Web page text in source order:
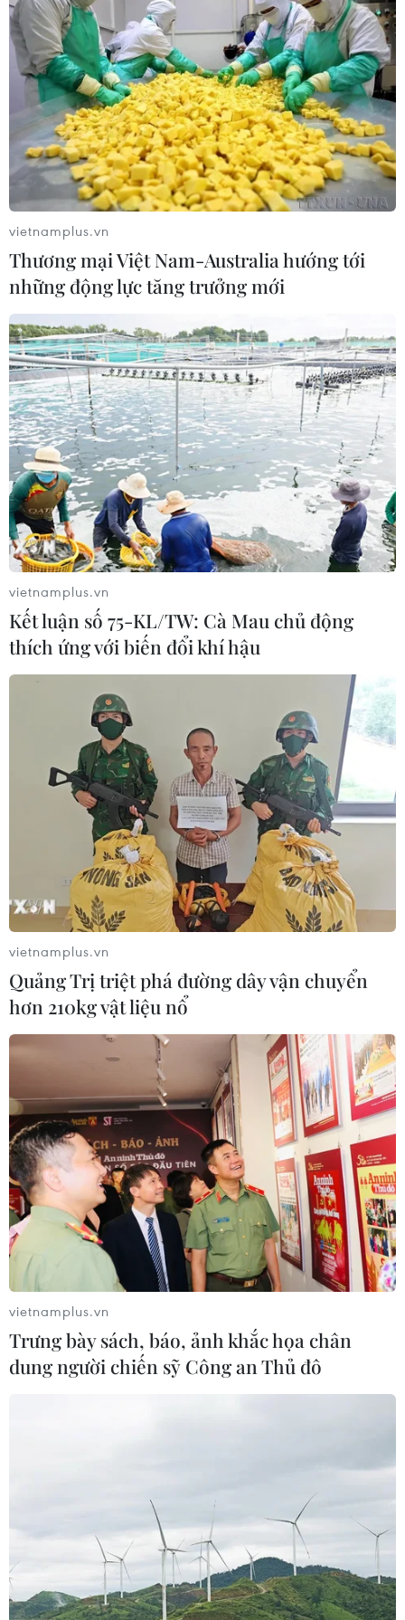
vietnamplus.vn
Thương mại Việt Nam-Australia hướng tới
những động lực tăng trưởng mới
vietnamplus.vn
Kết luận số 75-KL/TW: Cà Mau chủ động
thích ứng với biến đổi khí hậu
vietnamplus.vn
Quảng Trị triệt phá đường dây vận chuyển
hơn 210kg vật liệu nổ
vietnamplus.vn
Trưng bày sách, báo, ảnh khắc họa chân
dung người chiến sỹ Công an Thủ đô